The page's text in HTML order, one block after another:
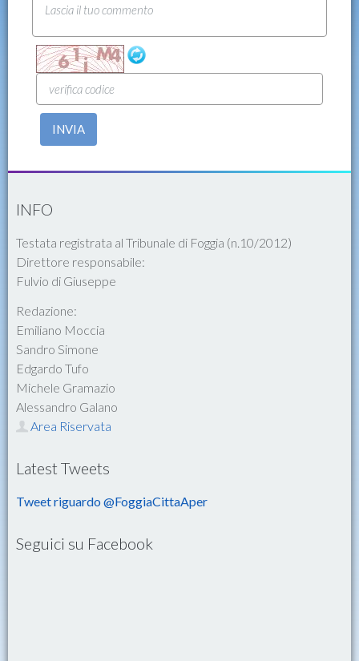
INVIA
INFO
Testata registrata al Tribunale di Foggia (n.10/2012)
Direttore responsabile:
Fulvio di Giuseppe
Redazione:
Emiliano Moccia
Sandro Simone
Edgardo Tufo
Michele Gramazio
Alessandro Galano
Area Riservata
Latest Tweets
Tweet riguardo @FoggiaCittaAper
Seguici su Facebook